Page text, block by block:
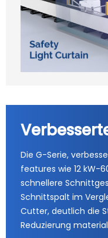
Die G-Serie,
features wie 12 kW-
schnellere
Schnittspalt im
Cutter, deutlich die
Reduzierung